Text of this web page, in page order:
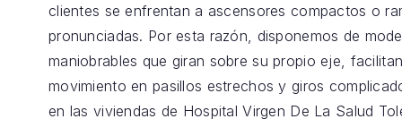
clientes se enfrentan a ascensores compactos o
pronunciadas. Por esta razón, disponemos de
maniobrables que giran sobre su propio eje,
movimiento en pasillos estrechos y giros
en las viviendas de Hospital Virgen De La Salud